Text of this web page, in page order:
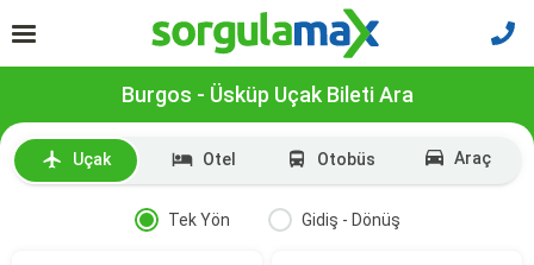
Burgos - Üsküp Uçak Bileti Ara
Uçak Otel Otobüs Araç
Tek Yön Gidiş - Dönüş